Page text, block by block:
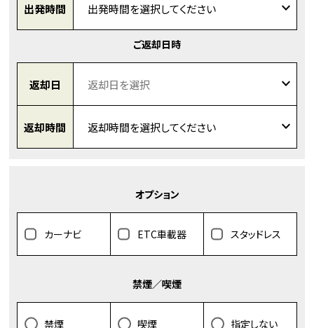
出発時間
ご返却日時
返却日
返却時間
オプション
カーナビ ETC車載器 スタッドレス
禁煙／喫煙
禁煙 喫煙 指定しない